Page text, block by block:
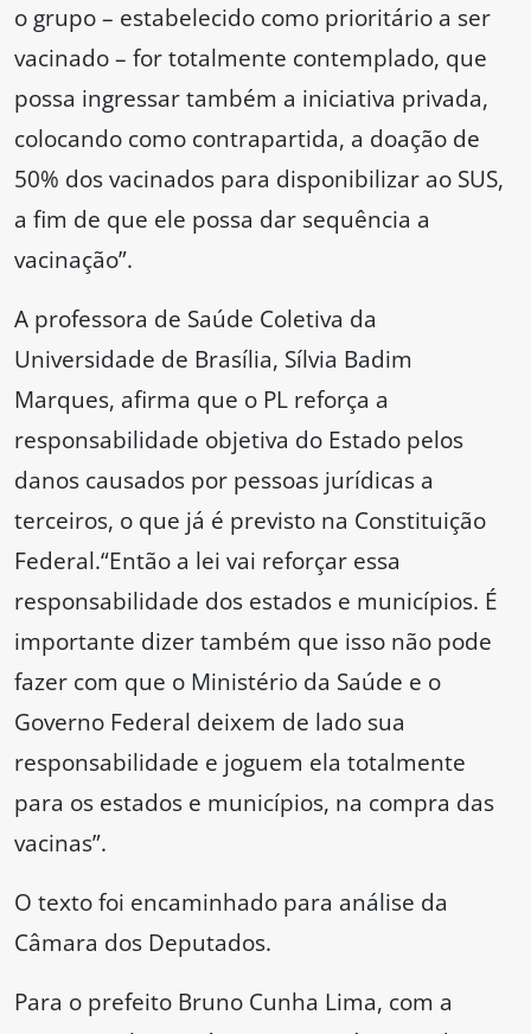
o grupo – estabelecido como prioritário a ser
vacinado – for totalmente contemplado, que
possa ingressar também a iniciativa privada,
colocando como contrapartida, a doação de
50% dos vacinados para disponibilizar ao SUS,
a fim de que ele possa dar sequência a
vacinação”.
A professora de Saúde Coletiva da
Universidade de Brasília, Sílvia Badim
Marques, afirma que o PL reforça a
responsabilidade objetiva do Estado pelos
danos causados por pessoas jurídicas a
terceiros, o que já é previsto na Constituição
Federal.“Então a lei vai reforçar essa
responsabilidade dos estados e municípios. É
importante dizer também que isso não pode
fazer com que o Ministério da Saúde e o
Governo Federal deixem de lado sua
responsabilidade e joguem ela totalmente
para os estados e municípios, na compra das
vacinas”.
O texto foi encaminhado para análise da
Câmara dos Deputados.
Para o prefeito Bruno Cunha Lima, com a